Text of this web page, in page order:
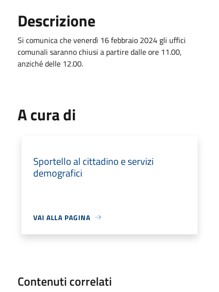
Descrizione
Si comunica che venerdì 16 febbraio 2024 gli uffici
comunali saranno chiusi a partire dalle ore 11.00,
anziché delle 12.00.
A cura di
Sportello al cittadino e servizi
demografici
VAI ALLA PAGINA
Contenuti correlati